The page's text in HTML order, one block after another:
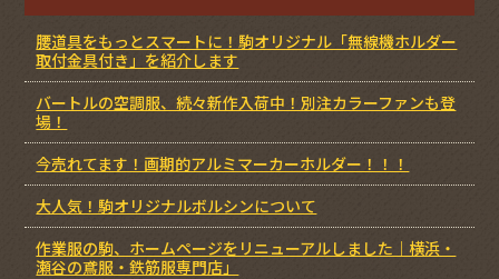
腰道具をもっとスマートに！駒オリジナル「無線機ホルダー
取付金具付き」を紹介します
バートルの空調服、続々新作入荷中！別注カラーファンも登
場！
今売れてます！画期的アルミマーカーホルダー！！！
大人気！駒オリジナルボルシンについて
作業服の駒、ホームページをリニューアルしました｜横浜・
瀬谷の鳶服・鉄筋服専門店」